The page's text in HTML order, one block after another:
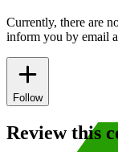
Currently, there are
inform you by email
Follow
Review this